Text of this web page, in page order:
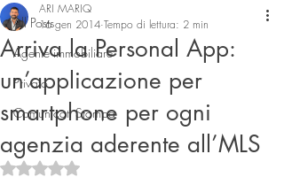
All Posts
Agente immobiliare
Privato
Comunicati Stampa
Arriva la Personal App:
un’applicazione per
smartphone per ogni
agenzia aderente all’MLS
ARI MARIQ
16 gen 2014 Tempo di lettura: 2 min
Valutazione NaN stelle su 5.